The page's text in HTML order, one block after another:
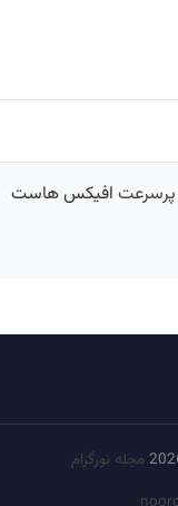
افیکس هاست
مجله نورگرام